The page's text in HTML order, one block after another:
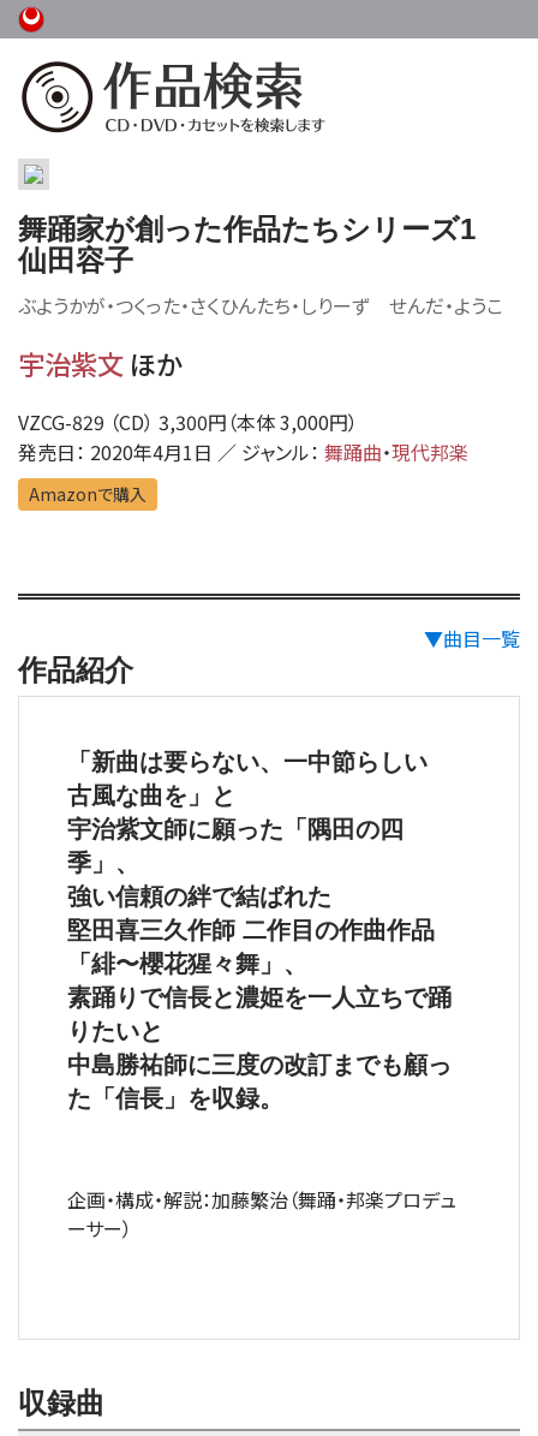
舞踊家が創った作品たちシリーズ1
仙田容子
ぶようかが・つくった・さくひんたち・しりーず せんだ・ようこ
宇治紫文 ほか
VZCG-829 （CD） 3,300円（本体 3,000円）
発売日： 2020年4月1日 ／ ジャンル： 舞踊曲・現代邦楽
Amazonで購入
▼曲目一覧
作品紹介
「新曲は要らない、一中節らしい
古風な曲を」と
宇治紫文師に願った「隅田の四
季」、
強い信頼の絆で結ばれた
堅田喜三久作師 二作目の作曲作品
「緋〜櫻花猩々舞」、
素踊りで信長と濃姫を一人立ちで踊
りたいと
中島勝祐師に三度の改訂までも顧っ
た「信長」を収録。
企画・構成・解説：加藤繁治（舞踊・邦楽プロデュ
ーサー）
収録曲